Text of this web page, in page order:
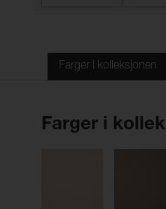
Farger i kolleksjonen
Farger i